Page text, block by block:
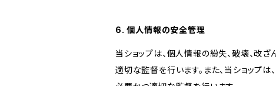
6. 個人情報の安全管理
当ショップは、個人情報の紛失、破壊、改
適切な監督を行います。また、当ショップ